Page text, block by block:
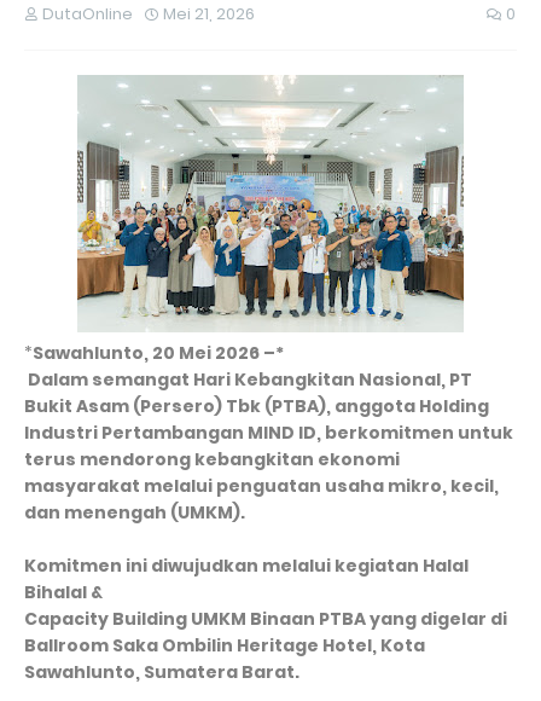
DutaOnline Mei 21, 2026 0
*Sawahlunto, 20 Mei 2026 –*
Dalam semangat Hari Kebangkitan Nasional, PT
Bukit Asam (Persero) Tbk (PTBA), anggota Holding
Industri Pertambangan MIND ID, berkomitmen untuk
terus mendorong kebangkitan ekonomi
masyarakat melalui penguatan usaha mikro, kecil,
dan menengah (UMKM).
Komitmen ini diwujudkan melalui kegiatan Halal
Bihalal &
Capacity Building UMKM Binaan PTBA yang digelar di
Ballroom Saka Ombilin Heritage Hotel, Kota
Sawahlunto, Sumatera Barat.